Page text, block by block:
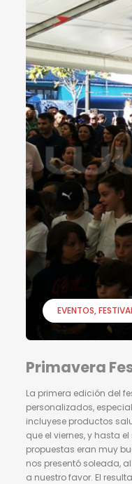
EVENTOS
Primavera
La primera edición del
personalizados,
incluyese productos
que el viernes, y hasta
propuestas eran muy
nos presentó soleada,
a nuestro favor. El